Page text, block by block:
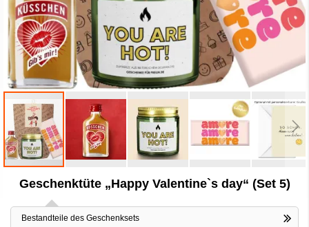
Anfang
Bildergalerie
springen
Geschenktüte „Happy Valentine`s day“ (Set 5)
Bestandteile des Geschenksets